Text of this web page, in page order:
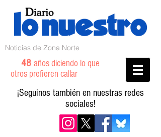
Noticias de Zona Norte
48 años diciendo lo que
otros prefieren callar
¡Seguinos también en nuestras redes
sociales!